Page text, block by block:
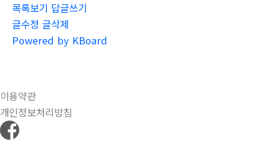
목록보기 답글쓰기
글수정 글삭제
Powered by KBoard
이용약관
개인정보처리방침